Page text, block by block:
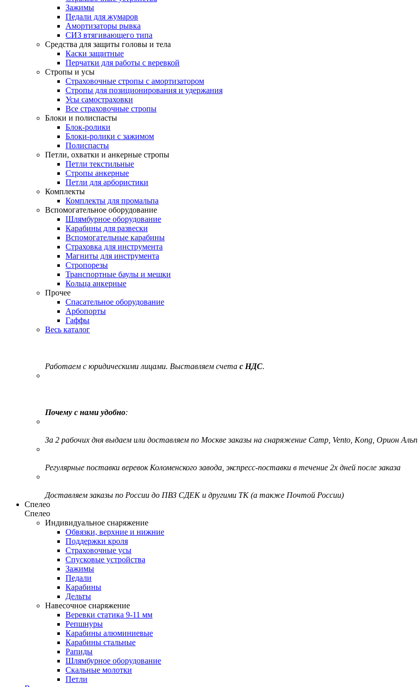
Зажимы
Педали для жумаров
Амортизаторы рывка
СИЗ втягивающего типа
Средства для защиты головы и тела
Каски защитные
Перчатки для работы с веревкой
Стропы и усы
Страховочные стропы с амортизатором
Стропы для позиционирования и удержания
Усы самостраховки
Все страховочные стропы
Блоки и полиспасты
Блок-ролики
Блоки-ролики с зажимом
Полиспасты
Петли, охватки и анкерные стропы
Петли текстильные
Стропы анкерные
Петли для арбористики
Комплекты
Комплекты для промальпа
Вспомогательное оборудование
Шлямбурное оборудование
Карабины для развески
Вспомогательные карабины
Страховка для инструмента
Магниты для инструмента
Стропорезы
Транспортные баулы и мешки
Кольца анкерные
Прочее
Спасательное оборудование
Арбопорты
Гаффы
Весь каталог
Работаем с юридическими лицами. Выставляем счета с НДС.
Почему с нами удобно:
За 2 рабочих дня выдаем или доставляем по Москве заказы на снаряжение Camp, Vento, Kong, Орион Альп
Регулярные поставки веревок Коломенского завода, экспресс-поставки в течение 2х дней после заказа
Доставляем заказы по России до ПВЗ СДЕК и другими ТК (а также Почтой России)
Спелео
Спелео
Индивидуальное снаряжение
Обвязки, верхние и нижние
Поддержки кроля
Страховочные усы
Спусковые устройства
Зажимы
Педали
Карабины
Дельты
Навесочное снаряжение
Веревки статика 9-11 мм
Репшнуры
Карабины алюминиевые
Карабины стальные
Рапиды
Шлямбурное оборудование
Скальные молотки
Петли